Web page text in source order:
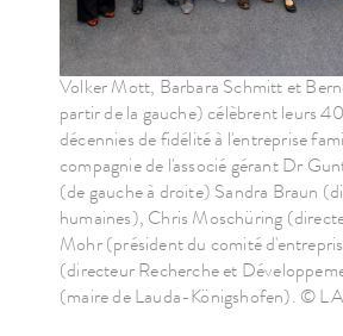
Volker Mott, Barbara Schmitt et
partir de la gauche) célèbrent leurs
décennies de fidélité à l'entreprise
compagnie de l'associé gérant Dr
(de gauche à droite) Sandra Braun
humaines), Chris Moschüring
Mohr (président du comité
(directeur Recherche et
(maire de Lauda-Königshofen). ©